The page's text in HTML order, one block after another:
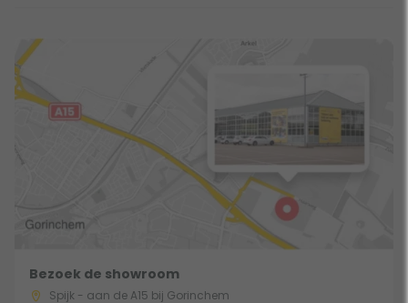
Bezoek de showroom
Spijk - aan de A15 bij Gorinchem